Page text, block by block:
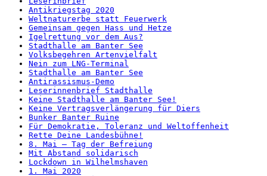
Antikriegstag 2020
Weltnaturerbe statt Feuerwerk
Gemeinsam gegen Hass und Hetze
Igelrettung vor dem Aus?
Stadthalle am Banter See
Volksbegehren Artenvielfalt
Nein zum LNG-Terminal
Stadthalle am Banter See
Antirassismus-Demo
Leserinnenbrief Stadthalle
Keine Stadthalle am Banter See!
Keine Vertragsverlängerung für Diers
Bunker Banter Ruine
Für Demokratie, Toleranz und Weltoffenheit
Rette Deine Landesbühne!
8. Mai – Tag der Befreiung
Mit Abstand solidarisch
Lockdown in Wilhelmshaven
1. Mai 2020